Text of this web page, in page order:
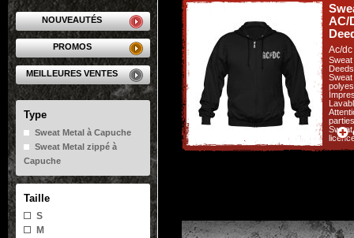
NOUVEAUTÉS
PROMOS
MEILLEURES VENTES
Type
Sweat Metal à Capuche
Sweat Metal zippé à
Capuche
Taille
S
M
AC/
Ac/dc